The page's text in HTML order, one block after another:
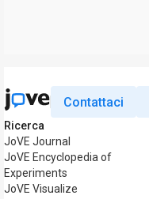
Contattaci
Ricerca
JoVE Journal
JoVE Encyclopedia of
Experiments
JoVE Visualize